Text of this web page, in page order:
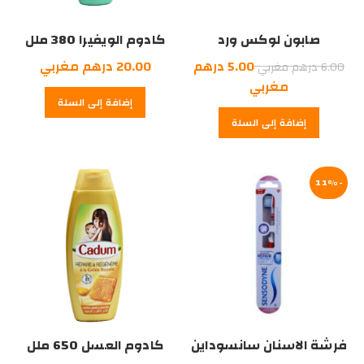
صابون لوكس ورد
6.00درهم مغربيالسعر
الأصلي
هو:
6.00
5.00درهم
مغربي
الحالي
هو:
إضافة إلى السلة
كادوم الويفيرا 380 ملل
20.00 درهم مغربي
إضافة إلى السلة
-11%
فرشة الاسنان سانسوداين
كادوم العسل 650 ملل